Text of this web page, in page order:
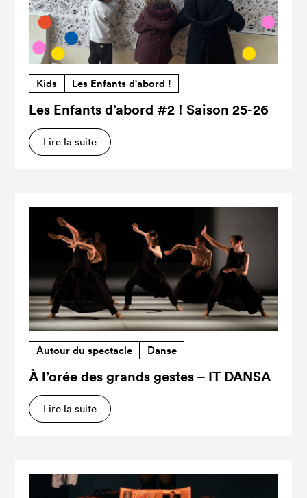
Kids Les Enfants d'abord !
Les Enfants d’abord #2 ! Saison 25-26
Lire la suite
Autour du spectacle Danse
À l’orée des grands gestes – IT DANSA
Lire la suite